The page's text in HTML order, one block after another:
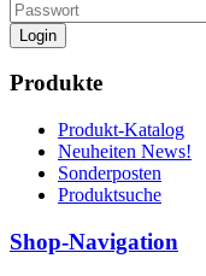
Login
Produkte
Produkt-Katalog
Neuheiten News!
Sonderposten
Produktsuche
Shop-Navigation